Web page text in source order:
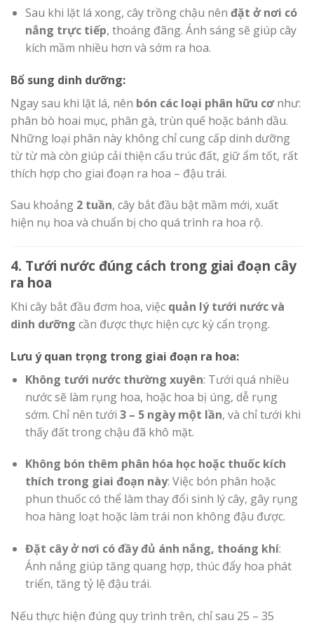
Sau khi lặt lá xong, cây trồng chậu nên đặt ở nơi có
nắng trực tiếp, thoáng đãng. Ánh sáng sẽ giúp cây
kích mầm nhiều hơn và sớm ra hoa.
Bổ sung dinh dưỡng:
Ngay sau khi lặt lá, nên bón các loại phân hữu cơnhư:
phân bò hoai mục, phân gà, trùn quế hoặc bánh dầu.
Những loại phân này không chỉ cung cấp dinh dưỡng
từ từ mà còn giúp cải thiện cấu trúc đất, giữ ẩm tốt, rất
thích hợp cho giai đoạn ra hoa – đậu trái.
Sau khoảng 2 tuần, cây bắt đầu bật mầm mới, xuất
hiện nụ hoa và chuẩn bị cho quá trình ra hoa rộ.
4. Tưới nước đúng cách trong giai đoạn cây
ra hoa
Khi cây bắt đầu đơm hoa, việc quản lý tưới nước và
dinh dưỡng cần được thực hiện cực kỳ cẩn trọng.
Lưu ý quan trọng trong giai đoạn ra hoa:
Không tưới nước thường xuyên: Tưới quá nhiều
nước sẽ làm rụng hoa, hoặc hoa bị úng, dễ rụng
sớm. Chỉ nên tưới 3 – 5 ngày một lần, và chỉ tưới khi
thấy đất trong chậu đã khô mặt.
Không bón thêm phân hóa học hoặc thuốc kích
thích trong giai đoạn này: Việc bón phân hoặc
phun thuốc có thể làm thay đổi sinh lý cây, gây rụng
hoa hàng loạt hoặc làm trái non không đậu được.
Đặt cây ở nơi có đầy đủ ánh nắng, thoáng khí:
Ánh nắng giúp tăng quang hợp, thúc đẩy hoa phát
triển, tăng tỷ lệ đậu trái.
Nếu thực hiện đúng quy trình trên, chỉ sau 25 – 35